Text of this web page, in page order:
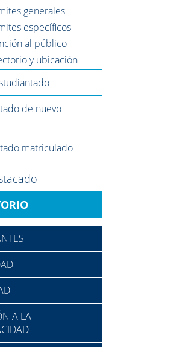
generales
específicos
al público
y ubicación
de nuevo
matriculado
A LA